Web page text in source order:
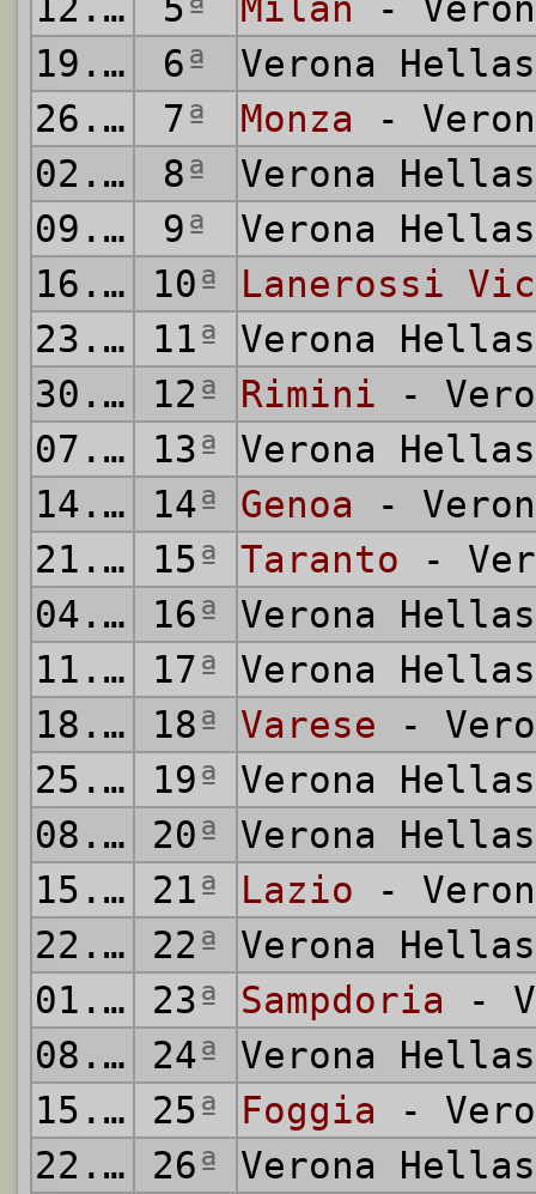
19.10.1980
6ª
Verona
26.10.1980
7ª Monza -
02.11.1980
8ª
Verona
09.11.1980
9ª
Verona
16.11.1980
10ª
Lanerossi
23.11.1980
11ª
Verona
30.11.1980
12ª Rimini -
07.12.1980
13ª
Verona
14.12.1980
14ª Genoa -
21.12.1980
15ª Taranto -
04.01.1981
16ª
Verona
11.01.1981
17ª
Verona
18.01.1981
18ª Varese -
25.01.1981
19ª
Verona
08.02.1981
20ª
Verona
15.02.1981
21ª Lazio -
22.02.1981
22ª
Verona
01.03.1981
23ª Sampdoria -
08.03.1981
24ª
Verona
15.03.1981
25ª Foggia -
22.03.1981
26ª
Verona